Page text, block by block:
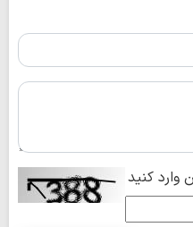
وارد کنید